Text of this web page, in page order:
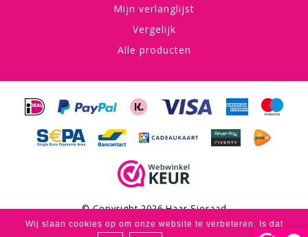
Wij slaan cookies op om onze website te verbeteren. Is dat
Mijn verlanglijst
Vergelijk
Alle producten
© Copyright 2026 Haar Sieraad
scores a 4,8/5out of klantbeoordelingen at